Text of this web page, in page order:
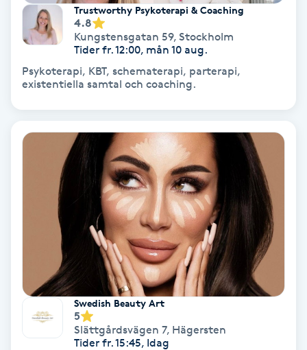
Nagelvård
Naglar borttagning
Naglar reparation
Navelpiercing
NBE-massage
Olaplex
Olaplexbehandling
Trustworthy Psykoterapi & Coaching
4.8
Kungstensgatan 59, Stockholm
Tider fr. 12:00, mån 10 aug.
Psykoterapi, KBT, schematerapi, parterapi,
existentiella samtal och coaching.
Swedish Beauty Art
5
Slättgårdsvägen 7, Hägersten
Tider fr. 15:45, Idag